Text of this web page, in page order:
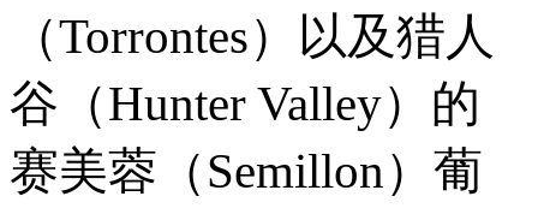
（Torrontes）以及猎人
谷（Hunter Valley）的
赛美蓉（Semillon）葡